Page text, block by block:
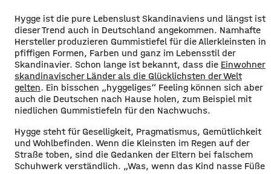
Hygge ist die pure Lebenslust Skandinaviens und längst ist
dieser Trend auch in Deutschland angekommen. Namhafte
Hersteller produzieren Gummistiefel für die Allerkleinsten in
pfiffigen Formen, Farben und ganz im Lebensstil der
Skandinavier. Schon lange ist bekannt, dass die Einwohner
skandinavischer Länder als die Glücklichsten der Welt
gelten. Ein bisschen „hyggeliges“ Feeling können sich aber
auch die Deutschen nach Hause holen, zum Beispiel mit
niedlichen Gummistiefeln für den Nachwuchs.
Hygge steht für Geselligkeit, Pragmatismus, Gemütlichkeit
und Wohlbefinden. Wenn die Kleinsten im Regen auf der
Straße toben, sind die Gedanken der Eltern bei falschem
Schuhwerk verständlich. „Was, wenn das Kind nasse Füße